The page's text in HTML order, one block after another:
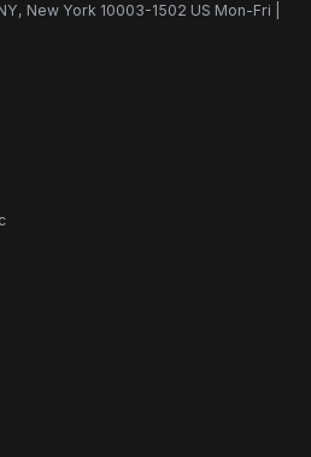
New York 10003-1502 US Mon-Fri |